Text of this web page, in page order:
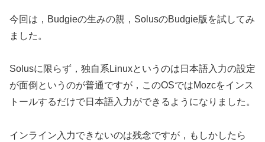
今回は，Budgieの生みの親，SolusのBudgie版を試してみ
ました。
Solusに限らず，独自系Linuxというのは日本語入力の設定
が面倒というのが普通ですが，このOSではMozcをインス
トールするだけで日本語入力ができるようになりました。
インライン入力できないのは残念ですが，もしかしたら